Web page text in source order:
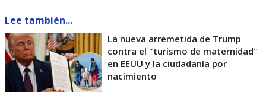
Lee también...
La nueva arremetida de Trump
contra el "turismo de maternidad"
en EEUU y la ciudadanía por
nacimiento